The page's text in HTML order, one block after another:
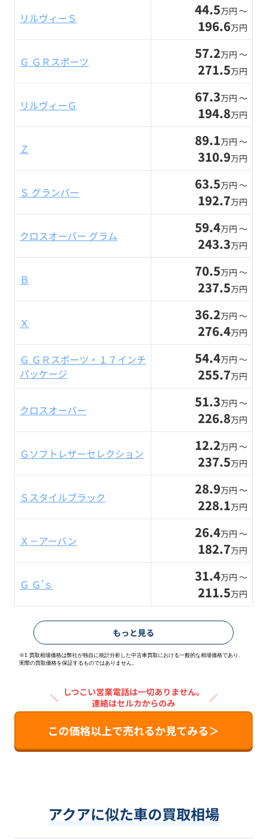
リルヴィーＳ 44.5万円 〜
196.6万円
Ｇ ＧＲスポーツ 57.2万円 〜
271.5万円
リルヴィーＧ 67.3万円 〜
194.8万円
Ｚ 89.1万円 〜
310.9万円
Ｓ グランパー 63.5万円 〜
192.7万円
クロスオーバー グラム 59.4万円 〜
243.3万円
Ｂ 70.5万円 〜
237.5万円
Ｘ 36.2万円 〜
276.4万円
Ｇ ＧＲスポーツ・１７インチ
パッケージ
54.4万円 〜
255.7万円
クロスオーバー 51.3万円 〜
226.8万円
Ｇソフトレザーセレクション 12.2万円 〜
237.5万円
Ｓスタイルブラック 28.9万円 〜
228.1万円
Ｘ－アーバン 26.4万円 〜
182.7万円
Ｇ Ｇ’ｓ 31.4万円 〜
211.5万円
もっと見る
※1 買取相場価格は弊社が独自に統計分析した中古車買取における一般的な相場価格であり、
実際の買取価格を保証するものではありません。
＼ しつこい営業電話は一切ありません。
連絡はセルカからのみ
／
この価格以上で売れるか見てみる＞
アクアに似た車の買取相場